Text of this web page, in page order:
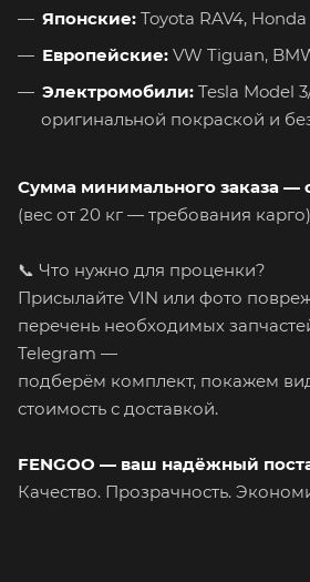
Японские: Toyota RAV4, Honda
Европейские: VW Tiguan,
Электромобили: Tesla Model
оригинальной покраской и
Сумма минимального заказа —
(вес от 20 кг — требования карго)
📞 Что нужно для проценки?
Присылайте VIN или фото
перечень необходимых
Telegram —
подберём комплект, покажем
стоимость с доставкой.
FENGOO — ваш надёжный
Качество. Прозрачность.